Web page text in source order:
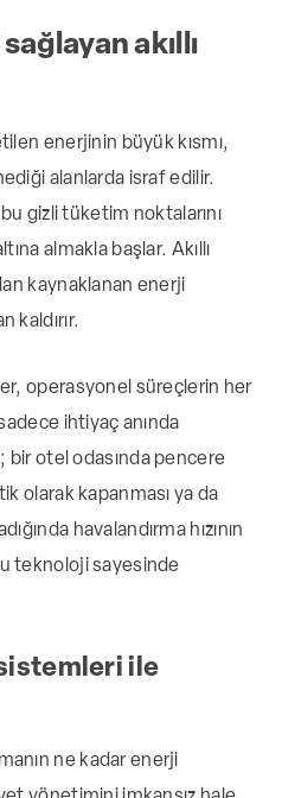
akıllı
enerjinin büyük kısmı,
alanlarda israf edilir.
gizli tüketim noktalarını
almakla başlar. Akıllı
kaynaklanan enerji
kaldırır.
operasyonel süreçlerin her
ihtiyaç anında
bir otel odasında pencere
olarak kapanması ya da
havalandırma hızının
teknoloji sayesinde
ile
ne kadar enerji